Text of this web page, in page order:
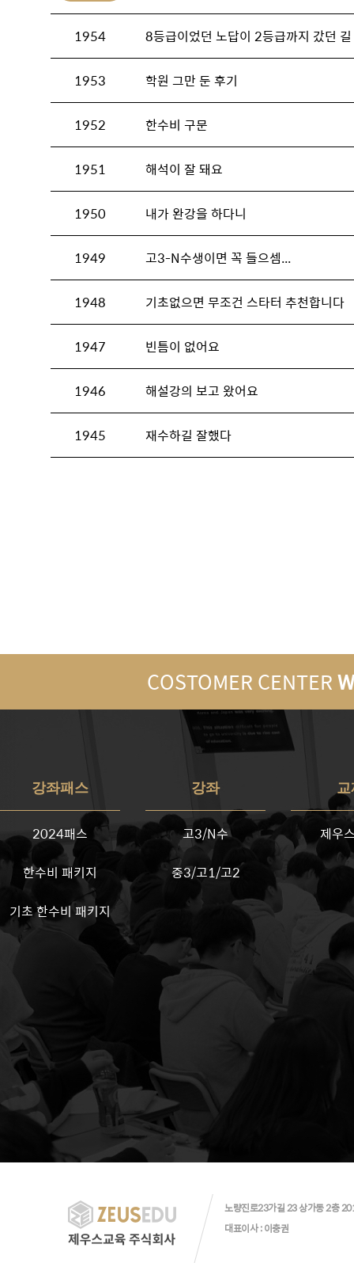
1954 8등급이었던 노답이 2등급까지 갔던 길
1953 학원 그만 둔 후기
1952 한수비 구문
1951 해석이 잘 돼요
1950 내가 완강을 하다니
1949 고3-N수생이면 꼭 들으셈...
1948 기초없으면 무조건 스타터 추천합니다
1947 빈틈이 없어요
1946 해설강의 보고 왔어요
1945 재수하길 잘했다
COSTOMER CENTER
강좌패스
2024패스
한수비 패키지
기초 한수비 패키지
강좌
고3/N수
중3/고1/고2
교
제우
노량진로23가길 23 상가동 2층
대표이사 : 이충권